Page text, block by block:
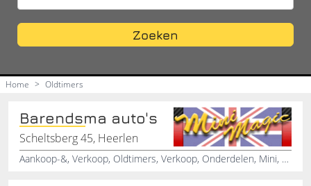
Zoeken
Home > Oldtimers
Barendsma auto's
Scheltsberg 45, Heerlen
Aankoop-&, Verkoop, Oldtimers, Verkoop, Onderdelen, Mini, Classic, Barendsma, Mini, Classic